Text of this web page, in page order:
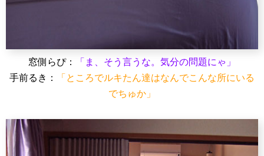
窓側らぴ：
「ま、そう言うな。気分の問題にゃ」
手前るき：
「ところでルキたん達はなんでこんな所にいる
でちゅか」